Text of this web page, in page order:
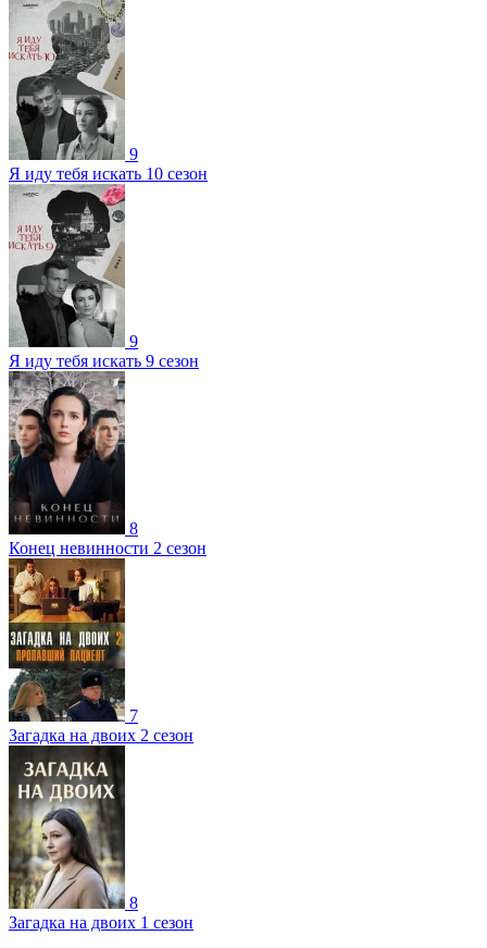
9
Я иду тебя искать 10 сезон
9
Я иду тебя искать 9 сезон
8
Конец невинности 2 сезон
7
Загадка на двоих 2 сезон
8
Загадка на двоих 1 сезон